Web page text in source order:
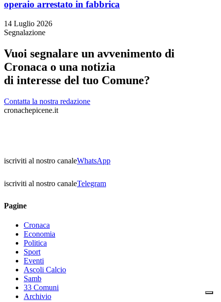
operaio arrestato in fabbrica
14 Luglio 2026
Segnalazione
Vuoi segnalare un avvenimento di
Cronaca o una notizia
di interesse del tuo Comune?
Contatta la nostra redazione
cronachepicene.it
iscriviti al nostro canaleWhatsApp
iscriviti al nostro canaleTelegram
Pagine
Cronaca
Economia
Politica
Sport
Eventi
Ascoli Calcio
Samb
33 Comuni
Archivio